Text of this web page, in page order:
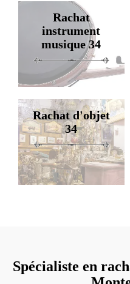
Rachat
instrument
musique 34
Rachat d'objet
34
Spécialiste en